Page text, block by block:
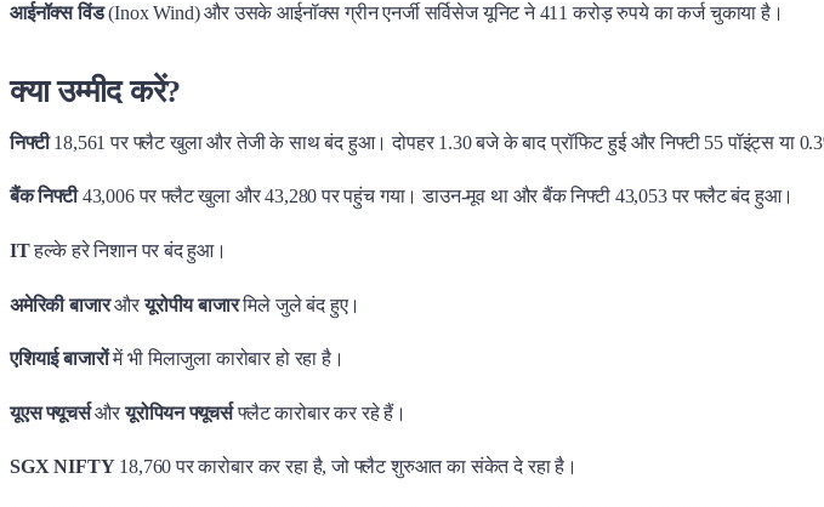
आईनॉक्स विंड(Inox Wind) और उसके आईनॉक्स ग्रीन एनर्जी सर्विसेज यूनिट ने 411 करोड़ रुपये का कर्ज चुकाया है।
क्या उम्मीद करें?
निफ्टी18,561 पर फ्लैट खुला और तेजी के साथ बंद हुआ। दोपहर 1.30 बजे के बाद प्रॉफिट हुई और निफ्टी 55 पॉइंट्स या
बैंक निफ्टी43,006 पर फ्लैट खुला और 43,280 पर पहुंच गया। डाउन-मूव था और बैंक निफ्टी 43,053 पर फ्लैट बंद हुआ।
ITहल्के हरे निशान पर बंद हुआ।
अमेरिकी बाजारऔरयूरोपीय बाजारमिले जुले बंद हुए।
एशियाई बाजारोंमें भी मिलाजुला कारोबार हो रहा है।
यूएस फ्यूचर्सऔरयूरोपियन फ्यूचर्सफ्लैट कारोबार कर रहे हैं।
SGX NIFTY18,760 पर कारोबार कर रहा है, जो फ्लैट शुरुआत का संकेत दे रहा है।